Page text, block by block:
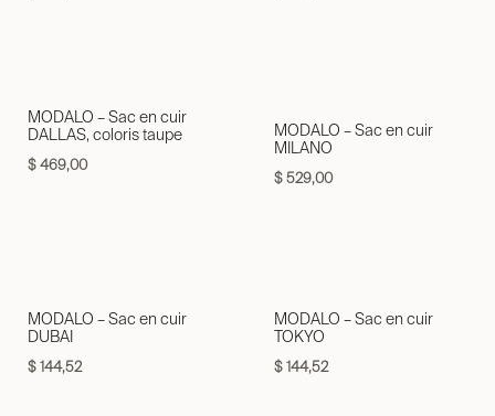
MODALO – Sac en cuir
DALLAS, coloris taupe
$469,00
MODALO – Sac en cuir
MILANO
$529,00
MODALO – Sac en cuir
DUBAI
$144,52
MODALO – Sac en cuir
TOKYO
$144,52